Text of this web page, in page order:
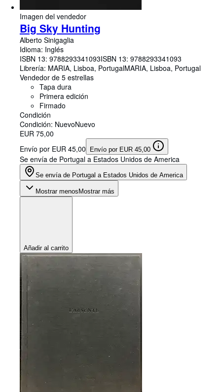
Imagen del vendedor
Big Sky Hunting
Alberto Sinigaglia
Idioma: Inglés
ISBN 13: 9788293341093ISBN 13: 9788293341093
Librería: MARIA, Lisboa, PortugalMARIA, Lisboa, Portugal
Vendedor de 5 estrellas
Tapa dura
Primera edición
Firmado
Condición
Condición: NuevoNuevo
EUR 75,00
Envío por EUR 45,00
Envío por EUR 45,00
Se envía de Portugal a Estados Unidos de America
Se envía de Portugal a Estados Unidos de America
Mostrar menos Mostrar más
Añadir al carrito